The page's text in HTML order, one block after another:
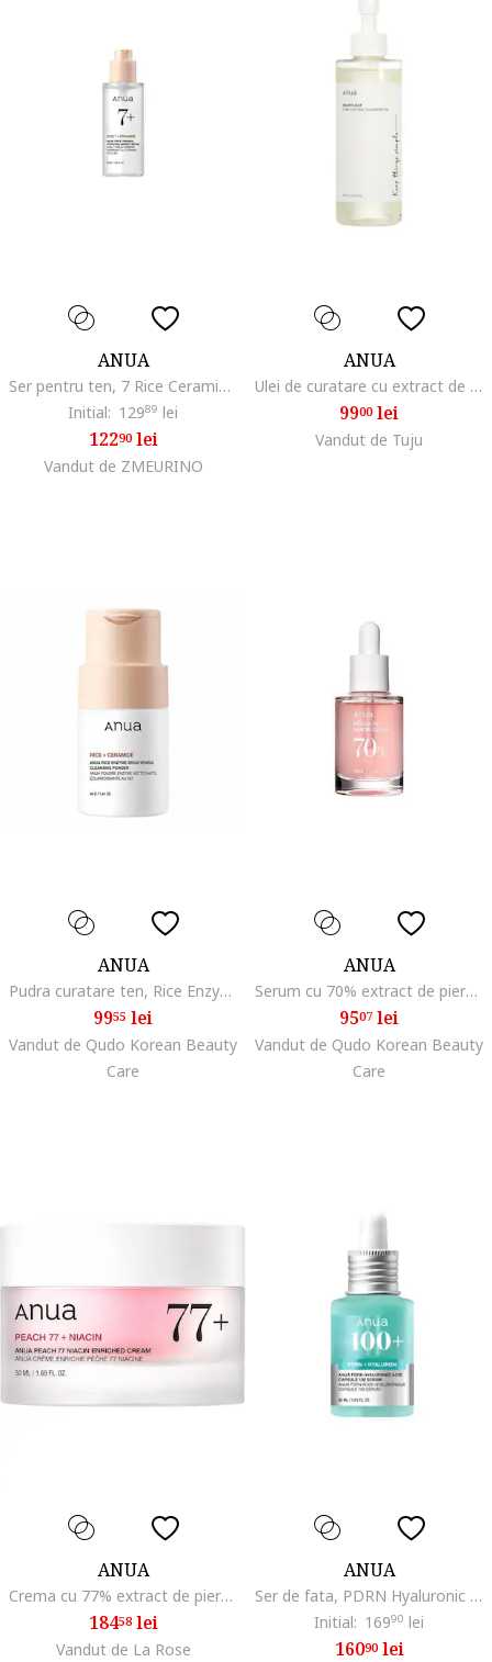
ANUA
Ser pentru ten, 7 Rice Ceramide Hydrating Barrier, 50 ml
Initial: 12989 lei
12290lei
Vandut de ZMEURINO
ANUA
Ulei de curatare cu extract de Houttuynia Cordata 200ml
9900lei
Vandut de Tuju
ANUA
Pudra curatare ten, Rice Enzyme Brightening Cleansing Powder, 40 g
9955 lei
Vandut de Qudo Korean Beauty
Care
ANUA
Serum cu 70% extract de piersica si niacinamide 30ml
9507 lei
Vandut de Qudo Korean Beauty
Care
ANUA
Crema cu 77% extract de piersica si niacinamide 50ml
18458lei
Vandut de La Rose
ANUA
Ser de fata, PDRN Hyaluronic Acid Capsule 100, 30 ml
Initial: 16990 lei
16090lei